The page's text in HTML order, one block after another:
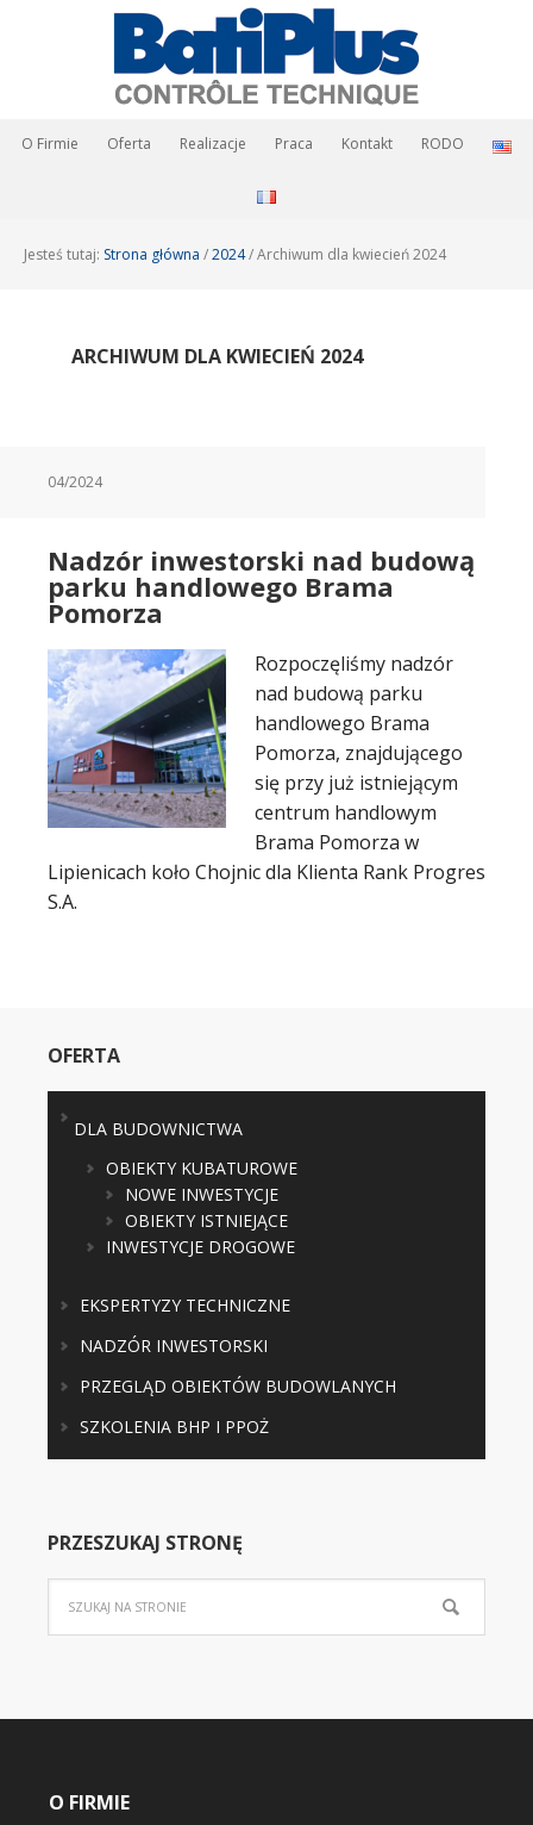
O Firmie Oferta Realizacje Praca Kontakt RODO
Jesteś tutaj: Strona główna /2024/Archiwum dla kwiecień 2024
ARCHIWUM DLA KWIECIEŃ 2024
04/2024
Nadzór inwestorski nad budową
parku handlowego Brama
Pomorza
Rozpoczęliśmy nadzór
nad budową parku
handlowego Brama
Pomorza, znajdującego
się przy już istniejącym
centrum handlowym
Brama Pomorza w
Lipienicach koło Chojnic dla Klienta Rank Progres
S.A.
OFERTA
DLA BUDOWNICTWA
OBIEKTY KUBATUROWE
NOWE INWESTYCJE
OBIEKTY ISTNIEJĄCE
INWESTYCJE DROGOWE
EKSPERTYZY TECHNICZNE
NADZÓR INWESTORSKI
PRZEGLĄD OBIEKTÓW BUDOWLANYCH
SZKOLENIA BHP I PPOŻ
PRZESZUKAJ STRONĘ
O FIRMIE